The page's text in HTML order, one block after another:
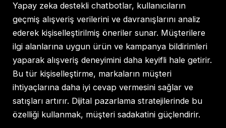
Yapay zeka destekli chatbotlar, kullanıcıların
geçmiş alışveriş verilerini ve davranışlarını analiz
ederek kişiselleştirilmiş öneriler sunar. Müşterilere
ilgi alanlarına uygun ürün ve kampanya bildirimleri
yaparak alışveriş deneyimini daha keyifli hale getirir.
Bu tür kişiselleştirme, markaların müşteri
ihtiyaçlarına daha iyi cevap vermesini sağlar ve
satışları artırır. Dijital pazarlama stratejilerinde bu
özelliği kullanmak, müşteri sadakatini güçlendirir.